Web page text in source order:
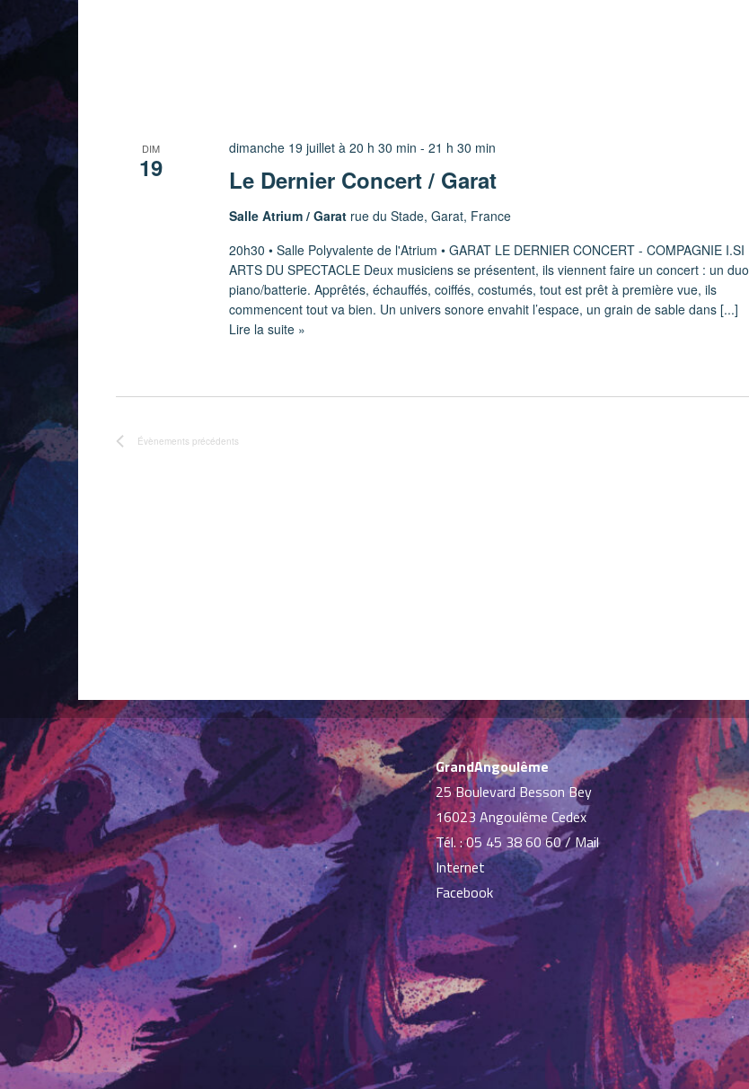
DIM
19 Le Dernier Concert / Garat
dimanche 19 juillet à 20 h 30 min - 21 h 30 min
Salle Atrium / Garat rue du Stade, Garat, France
20h30 • Salle Polyvalente de l'Atrium • GARAT LE DERNIER CONCERT - COMPAGNIE I.SI
ARTS DU SPECTACLE Deux musiciens se présentent, ils viennent faire un concert : un duo
piano/batterie. Apprêtés, échauffés, coiffés, costumés, tout est prêt à première vue, ils
commencent tout va bien. Un univers sonore envahit l’espace, un grain de sable dans [...]
Lire la suite »
Évènements précédents
GrandAngoulême
25 Boulevard Besson Bey
16023 Angoulême Cedex
Tél. :05 45 38 60 60/Mail
Internet
Facebook